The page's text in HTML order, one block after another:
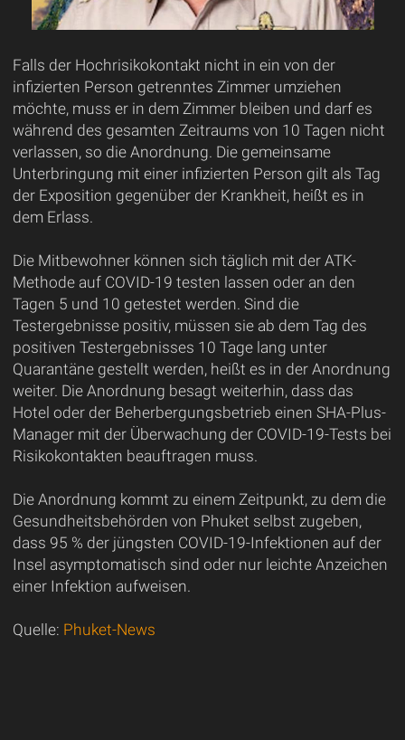
Falls der Hochrisikokontakt nicht in ein von der
infizierten Person getrenntes Zimmer umziehen
möchte, muss er in dem Zimmer bleiben und darf es
während des gesamten Zeitraums von 10 Tagen nicht
verlassen, so die Anordnung. Die gemeinsame
Unterbringung mit einer infizierten Person gilt als Tag
der Exposition gegenüber der Krankheit, heißt es in
dem Erlass.
Die Mitbewohner können sich täglich mit der ATK-
Methode auf COVID-19 testen lassen oder an den
Tagen 5 und 10 getestet werden. Sind die
Testergebnisse positiv, müssen sie ab dem Tag des
positiven Testergebnisses 10 Tage lang unter
Quarantäne gestellt werden, heißt es in der Anordnung
weiter. Die Anordnung besagt weiterhin, dass das
Hotel oder der Beherbergungsbetrieb einen SHA-Plus-
Manager mit der Überwachung der COVID-19-Tests bei
Risikokontakten beauftragen muss.
Die Anordnung kommt zu einem Zeitpunkt, zu dem die
Gesundheitsbehörden von Phuket selbst zugeben,
dass 95 % der jüngsten COVID-19-Infektionen auf der
Insel asymptomatisch sind oder nur leichte Anzeichen
einer Infektion aufweisen.
Quelle: Phuket-News